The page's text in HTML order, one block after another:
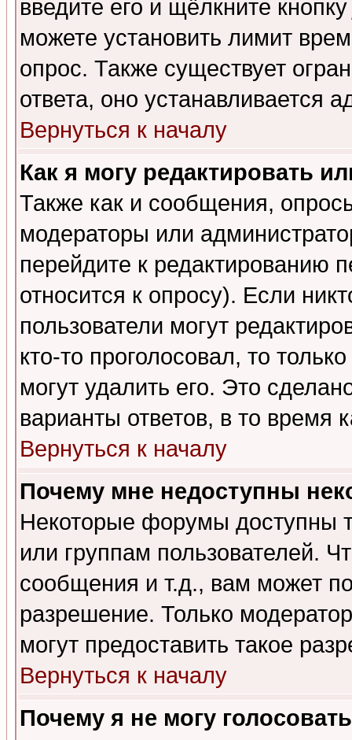
введите его и щёлкните
можете установить лимит
опрос. Также существует
ответа, оно устанавливается
Вернуться к началу
Как я могу редактировать
Также как и сообщения,
модераторы или
перейдите к редактированию
относится к опросу). Если
пользователи могут
кто-то проголосовал, то
могут удалить его. Это
варианты ответов, в то время
Вернуться к началу
Почему мне недоступны
Некоторые форумы доступны
или группам пользователей.
сообщения и т.д., вам может
разрешение. Только
могут предоставить такое
Вернуться к началу
Почему я не могу